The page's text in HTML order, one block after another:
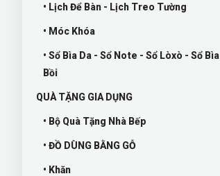
• Lịch Để Bàn - Lịch Treo Tường
• Móc Khóa
• Sổ Bìa Da - Sổ Note - Sổ Lòxò - Sổ Bìa
Bồi
QUÀ TẶNG GIA DỤNG
• Bộ Quà Tặng Nhà Bếp
• ĐỒ DÙNG BẰNG GỖ
• Khăn